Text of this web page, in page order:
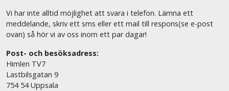
Vi har inte alltid möjlighet att svara i telefon. Lämna ett
meddelande, skriv ett sms eller ett mail till respons(se e-post
ovan) så hör vi av oss inom ett par dagar!
Post- och besöksadress:
Himlen TV7
Lastbilsgatan 9
754 54 Uppsala